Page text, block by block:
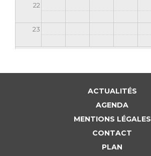
Qualité
Protection des données
Liste des marchés conclus
22
23
ACTUALITÉS
AGENDA
MENTIONS LÉGALES
CONTACT
PLAN